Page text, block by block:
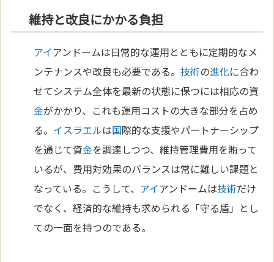
維持と改良にかかる負担
アイアンドームは日常的な運用とともに定期的なメ
ンテナンスや改良も必要である。技術の進化に合わ
せてシステム全体を最新の状態に保つには相応の資
金がかかり、これも運用コストの大きな部分を占め
る。 イスラエルは国際的な支援やパートナーシップ
を通じて資金を調達しつつ、維持管理費用を賄って
いるが、費用対効果のバランスは常に難しい課題と
なっている。こうして、 アイアンドームは技術だけ
でなく、経済的な維持も求められる「守る盾」とし
ての一面を持つのである。